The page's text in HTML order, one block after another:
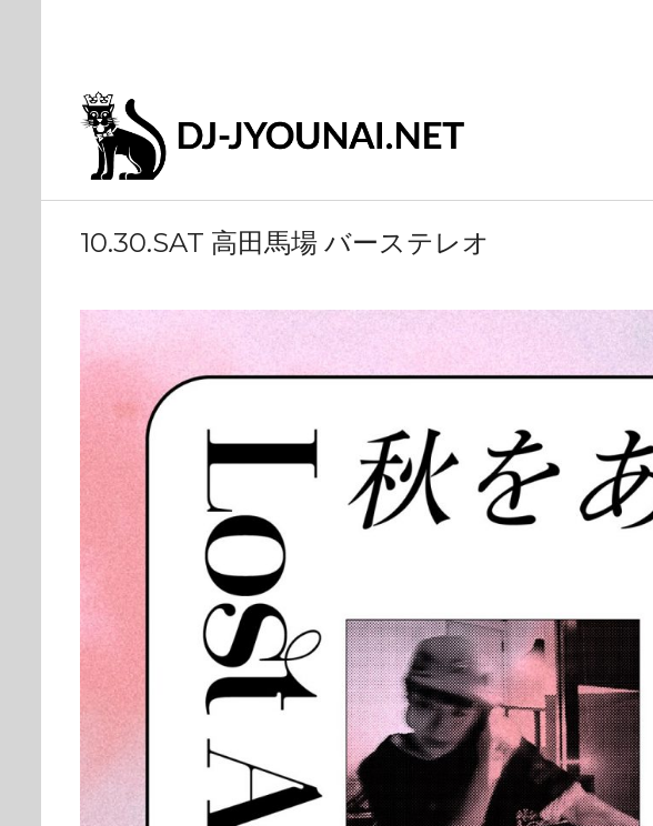
10.30.SAT 高田馬場 バーステレオ